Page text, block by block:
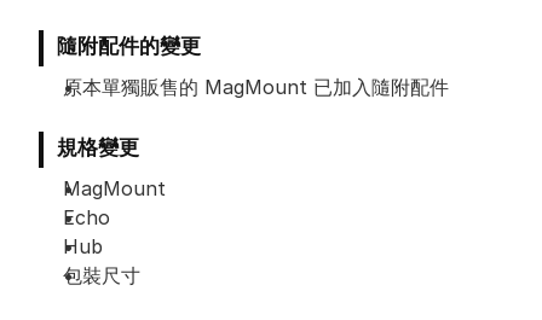
隨附配件的變更
原本單獨販售的 MagMount 已加入隨附配件
規格變更
MagMount
Echo
Hub
包裝尺寸